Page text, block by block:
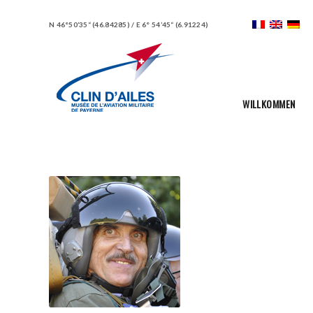
N 46°50’35“ (46.84285) / E 6° 54’45“ (6.91224)
WILLKOMMEN